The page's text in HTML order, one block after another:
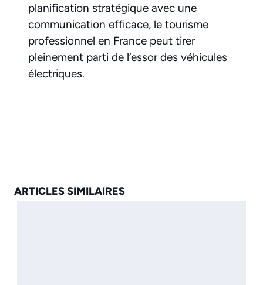
planification stratégique avec une
communication efficace, le tourisme
professionnel en France peut tirer
pleinement parti de l’essor des véhicules
électriques.
ARTICLES SIMILAIRES